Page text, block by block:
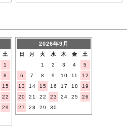
土
1
8
15
22
29
2026年9月
日 月 火 水 木 金
土
1
2 3 4
5
6
7 8 9 10 11
12
13
14 15 16 17 18
19
20
21 22 23 24 25
26
27
28 29 30